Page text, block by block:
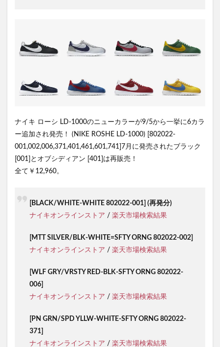
ナイキ ローシ LD-1000のニューカラーが9/5から一挙に6カラ
ー追加され発売！ (NIKE ROSHE LD-1000) [802022-
001,002,006,371,401,461,601,741]7月に発売されたブラック
[001]とオブシディアン [401]は再販売！
全て￥12,960。
[BLACK/WHITE-WHITE 802022-001] (再発分)
ナイキオンラインストア / 楽天市場検索結果
[MTT SILVER/BLK-WHITE=SFTY ORNG 802022-002]
ナイキオンラインストア / 楽天市場検索結果
[WLF GRY/VRSTY RED-BLK-SFTY ORNG 802022-
006]
ナイキオンラインストア / 楽天市場検索結果
[PN GRN/SPD YLLW-WHITE-SFTY ORNG 802022-
371]
ナイキオンラインストア / 楽天市場検索結果